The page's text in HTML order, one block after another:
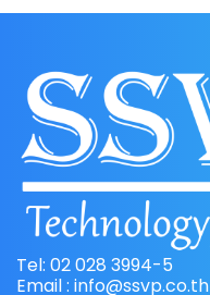
Tel: 02 028 3994-5
Email : info@ssvp.co.th